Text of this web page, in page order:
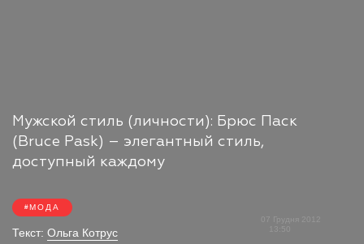
Мужской стиль (личности): Брюс Паск
(Bruce Pask) – элегантный стиль,
доступный каждому
МОДА
Текст: Ольга Котрус
07 Грудня 2012